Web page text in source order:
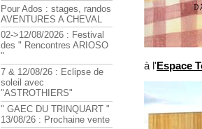
à l'Espace
Pour Ados : stages, randos
AVENTURES A CHEVAL
02->12/08/2026 : Festival
des " Rencontres ARIOSO
"
7 & 12/08/26 : Eclipse de
soleil avec
"ASTROTHIERS"
" GAEC DU TRINQUART "
13/08/26 : Prochaine vente